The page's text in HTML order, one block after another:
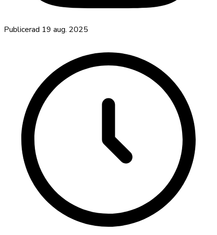
Publicerad 19 aug. 2025